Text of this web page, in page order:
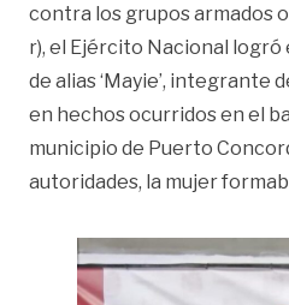
contra los grupos armados
r), el Ejército Nacional
de alias ‘Mayie’, integrante
en hechos ocurridos en el
municipio de Puerto
autoridades, la mujer